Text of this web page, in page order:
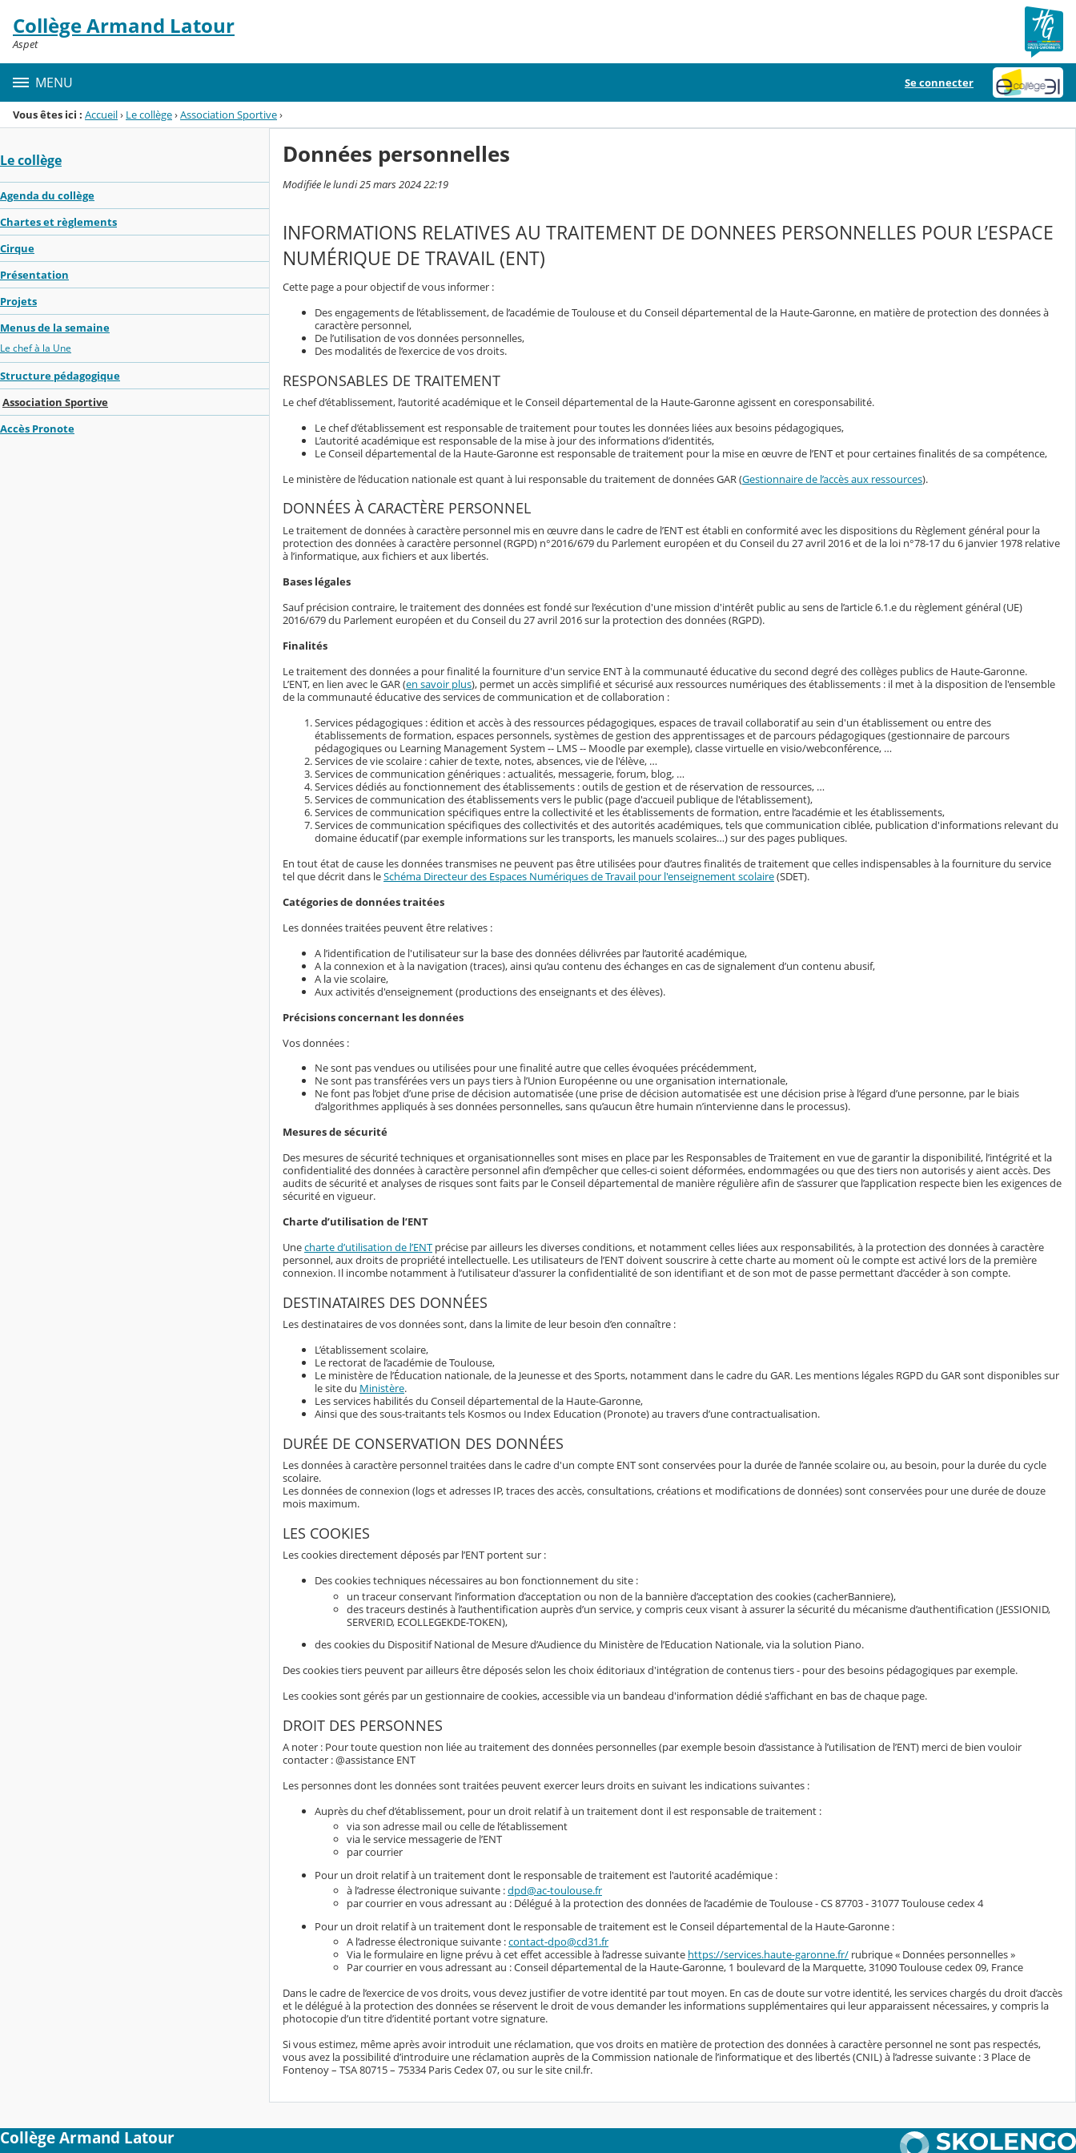
Menu de la rubrique
Contenu
Collège Armand Latour
Aspet
MENU Se connecter
Vous êtes ici : Accueil› Le collège›Association Sportive›
Le collège
Agenda du collège
Chartes et règlements
Cirque
Présentation
Projets
Menus de la semaine
Le chef à la Une
Structure pédagogique
Association Sportive
Accès Pronote
Données personnelles
Modifiée le lundi 25 mars 2024 22:19
INFORMATIONS RELATIVES AU TRAITEMENT DE DONNEES PERSONNELLES POUR L’ESPACE
NUMÉRIQUE DE TRAVAIL (ENT)
Cette page a pour objectif de vous informer :
Des engagements de l’établissement, de l’académie de Toulouse et du Conseil départemental de la Haute-Garonne, en matière de protection des données à
caractère personnel,
De l’utilisation de vos données personnelles,
Des modalités de l’exercice de vos droits.
RESPONSABLES DE TRAITEMENT
Le chef d’établissement, l’autorité académique et le Conseil départemental de la Haute-Garonne agissent en coresponsabilité.
Le chef d’établissement est responsable de traitement pour toutes les données liées aux besoins pédagogiques,
L’autorité académique est responsable de la mise à jour des informations d’identités,
Le Conseil départemental de la Haute-Garonne est responsable de traitement pour la mise en œuvre de l’ENT et pour certaines finalités de sa compétence,
Le ministère de l’éducation nationale est quant à lui responsable du traitement de données GAR (Gestionnaire de l’accès aux ressources).
DONNÉES À CARACTÈRE PERSONNEL
Le traitement de données à caractère personnel mis en œuvre dans le cadre de l’ENT est établi en conformité avec les dispositions du Règlement général pour la
protection des données à caractère personnel (RGPD) n°2016/679 du Parlement européen et du Conseil du 27 avril 2016 et de la loi n°78-17 du 6 janvier 1978 relative
à l’informatique, aux fichiers et aux libertés.
Bases légales
Sauf précision contraire, le traitement des données est fondé sur l’exécution d'une mission d'intérêt public au sens de l’article 6.1.e du règlement général (UE)
2016/679 du Parlement européen et du Conseil du 27 avril 2016 sur la protection des données (RGPD).
Finalités
Le traitement des données a pour finalité la fourniture d'un service ENT à la communauté éducative du second degré des collèges publics de Haute-Garonne.
L’ENT, en lien avec le GAR (en savoir plus), permet un accès simplifié et sécurisé aux ressources numériques des établissements : il met à la disposition de l'ensemble
de la communauté éducative des services de communication et de collaboration :
Services pédagogiques : édition et accès à des ressources pédagogiques, espaces de travail collaboratif au sein d'un établissement ou entre des
établissements de formation, espaces personnels, systèmes de gestion des apprentissages et de parcours pédagogiques (gestionnaire de parcours
pédagogiques ou Learning Management System -- LMS -- Moodle par exemple), classe virtuelle en visio/webconférence, …
Services de vie scolaire : cahier de texte, notes, absences, vie de l'élève, …
Services de communication génériques : actualités, messagerie, forum, blog, …
Services dédiés au fonctionnement des établissements : outils de gestion et de réservation de ressources, …
Services de communication des établissements vers le public (page d'accueil publique de l'établissement),
Services de communication spécifiques entre la collectivité et les établissements de formation, entre l’académie et les établissements,
Services de communication spécifiques des collectivités et des autorités académiques, tels que communication ciblée, publication d'informations relevant du
domaine éducatif (par exemple informations sur les transports, les manuels scolaires…) sur des pages publiques.
En tout état de cause les données transmises ne peuvent pas être utilisées pour d’autres finalités de traitement que celles indispensables à la fourniture du service
tel que décrit dans leSchéma Directeur des Espaces Numériques de Travail pour l'enseignement scolaire(SDET).
Catégories de données traitées
Les données traitées peuvent être relatives :
A l’identification de l'utilisateur sur la base des données délivrées par l’autorité académique,
A la connexion et à la navigation (traces), ainsi qu’au contenu des échanges en cas de signalement d’un contenu abusif,
A la vie scolaire,
Aux activités d'enseignement (productions des enseignants et des élèves).
Précisions concernant les données
Vos données :
Ne sont pas vendues ou utilisées pour une finalité autre que celles évoquées précédemment,
Ne sont pas transférées vers un pays tiers à l’Union Européenne ou une organisation internationale,
Ne font pas l’objet d’une prise de décision automatisée (une prise de décision automatisée est une décision prise à l’égard d’une personne, par le biais
d’algorithmes appliqués à ses données personnelles, sans qu’aucun être humain n’intervienne dans le processus).
Mesures de sécurité
Des mesures de sécurité techniques et organisationnelles sont mises en place par les Responsables de Traitement en vue de garantir la disponibilité, l’intégrité et la
confidentialité des données à caractère personnel afin d’empêcher que celles-ci soient déformées, endommagées ou que des tiers non autorisés y aient accès. Des
audits de sécurité et analyses de risques sont faits par le Conseil départemental de manière régulière afin de s’assurer que l’application respecte bien les exigences de
sécurité en vigueur.
Charte d’utilisation de l’ENT
Unecharte d’utilisation de l’ENT précise par ailleurs les diverses conditions, et notamment celles liées aux responsabilités, à la protection des données à caractère
personnel, aux droits de propriété intellectuelle. Les utilisateurs de l’ENT doivent souscrire à cette charte au moment où le compte est activé lors de la première
connexion. Il incombe notamment à l’utilisateur d'assurer la confidentialité de son identifiant et de son mot de passe permettant d’accéder à son compte.
DESTINATAIRES DES DONNÉES
Les destinataires de vos données sont, dans la limite de leur besoin d’en connaître :
L’établissement scolaire,
Le rectorat de l’académie de Toulouse,
Le ministère de l’Éducation nationale, de la Jeunesse et des Sports, notamment dans le cadre du GAR. Les mentions légales RGPD du GAR sont disponibles sur
le site du Ministère.
Les services habilités du Conseil départemental de la Haute-Garonne,
Ainsi que des sous-traitants tels Kosmos ou Index Education (Pronote) au travers d’une contractualisation.
DURÉE DE CONSERVATION DES DONNÉES
Les données à caractère personnel traitées dans le cadre d'un compte ENT sont conservées pour la durée de l’année scolaire ou, au besoin, pour la durée du cycle
scolaire.
Les données de connexion (logs et adresses IP, traces des accès, consultations, créations et modifications de données) sont conservées pour une durée de douze
mois maximum.
LES COOKIES
Les cookies directement déposés par l’ENT portent sur :
Des cookies techniques nécessaires au bon fonctionnement du site :
un traceur conservant l’information d’acceptation ou non de la bannière d’acceptation des cookies (cacherBanniere),
des traceurs destinés à l’authentification auprès d’un service, y compris ceux visant à assurer la sécurité du mécanisme d’authentification (JESSIONID,
SERVERID, ECOLLEGEKDE-TOKEN),
des cookies du Dispositif National de Mesure d’Audience du Ministère de l’Education Nationale, via la solution Piano.
Des cookies tiers peuvent par ailleurs être déposés selon les choix éditoriaux d'intégration de contenus tiers - pour des besoins pédagogiques par exemple.
Les cookies sont gérés par un gestionnaire de cookies, accessible via un bandeau d'information dédié s'affichant en bas de chaque page.
DROIT DES PERSONNES
A noter : Pour toute question non liée au traitement des données personnelles (par exemple besoin d’assistance à l’utilisation de l’ENT) merci de bien vouloir
contacter : @assistance ENT
Les personnes dont les données sont traitées peuvent exercer leurs droits en suivant les indications suivantes :
Auprès du chef d’établissement, pour un droit relatif à un traitement dont il est responsable de traitement :
via son adresse mail ou celle de l’établissement
via le service messagerie de l’ENT
par courrier
Pour un droit relatif à un traitement dont le responsable de traitement est l'autorité académique :
à l’adresse électronique suivante :dpd@ac-toulouse.fr
par courrier en vous adressant au : Délégué à la protection des données de l’académie de Toulouse - CS 87703 - 31077 Toulouse cedex 4
Pour un droit relatif à un traitement dont le responsable de traitement est le Conseil départemental de la Haute-Garonne :
A l’adresse électronique suivante :contact-dpo@cd31.fr
Via le formulaire en ligne prévu à cet effet accessible à l’adresse suivante https://services.haute-garonne.fr/ rubrique « Données personnelles »
Par courrier en vous adressant au : Conseil départemental de la Haute-Garonne, 1 boulevard de la Marquette, 31090 Toulouse cedex 09, France
Dans le cadre de l’exercice de vos droits, vous devez justifier de votre identité par tout moyen. En cas de doute sur votre identité, les services chargés du droit d’accès
et le délégué à la protection des données se réservent le droit de vous demander les informations supplémentaires qui leur apparaissent nécessaires, y compris la
photocopie d’un titre d’identité portant votre signature.
Si vous estimez, même après avoir introduit une réclamation, que vos droits en matière de protection des données à caractère personnel ne sont pas respectés,
vous avez la possibilité d’introduire une réclamation auprès de la Commission nationale de l’informatique et des libertés (CNIL) à l’adresse suivante : 3 Place de
Fontenoy – TSA 80715 – 75334 Paris Cedex 07, ou sur le site cnil.fr.
Collège Armand Latour